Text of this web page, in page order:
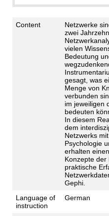
Content
Netzwerke
zwei
vielen
Bedeutung
gesagt, was
Menge von
verbunden
im jeweiligen
bedeuten
In diesem
dem
Netzwerks
Psychologie
erhalten
Konzepte der
praktische
Gephi.
Language of
instruction
German